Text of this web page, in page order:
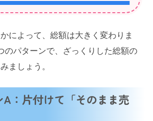
によって、総額は大きく変わりま
のパターンで、ざっくりした総額の
ましょう。
A：片付けて「そのまま売